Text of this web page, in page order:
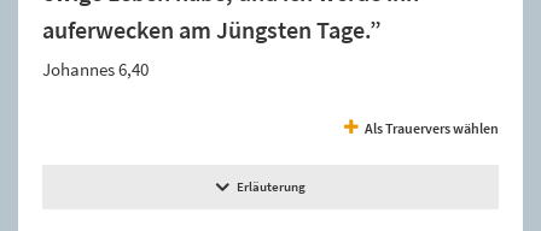
auferwecken am Jüngsten Tage.”
Johannes 6,40
Als Trauervers wählen
Erläuterung